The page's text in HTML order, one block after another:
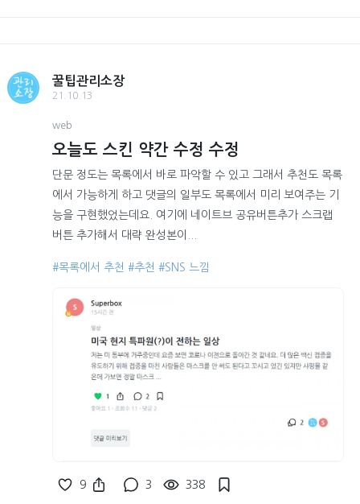
꿀팁관리소장
21.10.13
web
오늘도 스킨 약간 수정 수정
단문 정도는 목록에서 바로 파악할 수 있고 그래서 추천도 목록
에서 가능하게 하고 댓글의 일부도 목록에서 미리 보여주는 기
능을 구현했었는데요. 여기에 네이트브 공유버튼추가 스크랩
버튼 추가해서 대략 완성본이...
#목록에서 추천 #추천 #SNS 느낌
9 3 338